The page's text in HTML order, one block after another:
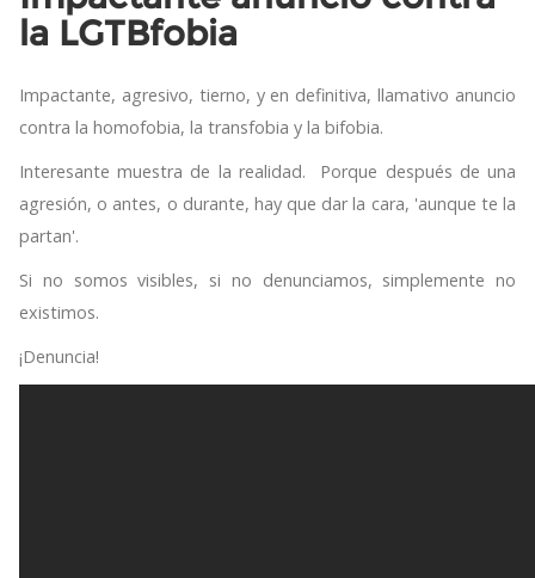
la LGTBfobia
Impactante, agresivo, tierno, y en definitiva, llamativo anuncio
contra la homofobia, la transfobia y la bifobia.
Interesante muestra de la realidad. Porque después de una
agresión, o antes, o durante, hay que dar la cara, 'aunque te la
partan'.
Si no somos visibles, si no denunciamos, simplemente no
existimos.
¡Denuncia!